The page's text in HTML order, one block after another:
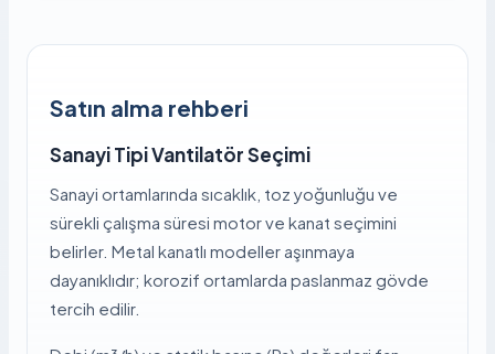
Satın alma rehberi
Sanayi Tipi Vantilatör Seçimi
Sanayi ortamlarında sıcaklık, toz yoğunluğu ve
sürekli çalışma süresi motor ve kanat seçimini
belirler. Metal kanatlı modeller aşınmaya
dayanıklıdır; korozif ortamlarda paslanmaz gövde
tercih edilir.